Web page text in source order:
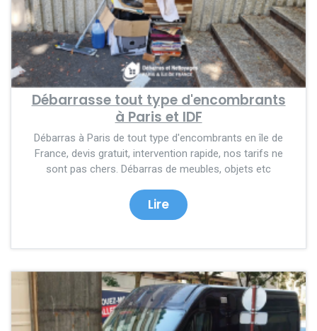
Débarrasse tout type d'encombrants
à Paris et IDF
Débarras à Paris de tout type d'encombrants en île de
France, devis gratuit, intervention rapide, nos tarifs ne
sont pas chers. Débarras de meubles, objets etc
Lire